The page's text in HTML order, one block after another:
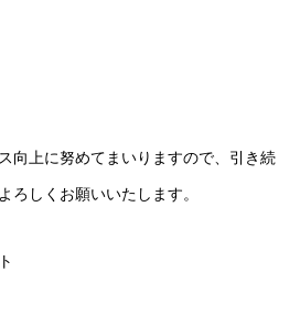
向上に努めてまいりますので、引き続
ろしくお願いいたします。